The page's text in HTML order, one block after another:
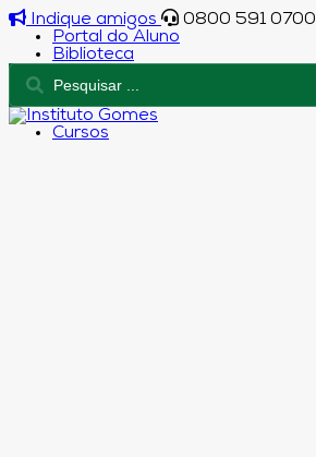
Indique amigos
0800 591 0700
Portal do Aluno
Biblioteca
Cursos